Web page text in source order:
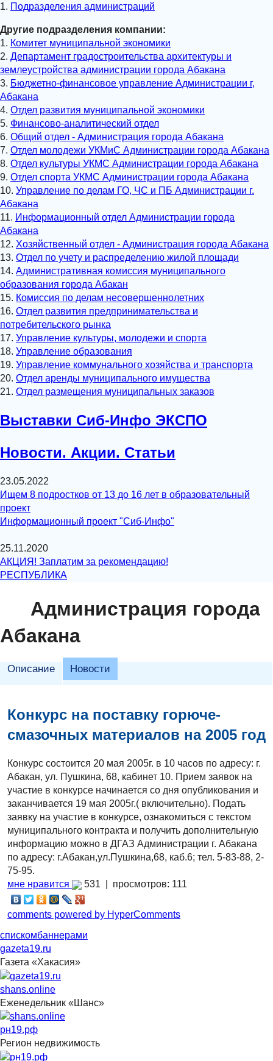
1. Подразделения администраций
Другие подразделения компании:
1. Комитет муниципальной экономики
2. Департамент градостроительства архитектуры и
землеустройства администрации города Абакана
3. Бюджетно-финансовое управление Администрации г,
Абакана
4. Отдел развития муниципальной экономики
5. Финансово-аналитический отдел
6. Общий отдел - Администрация города Абакана
7. Отдел молодежи УКМиС Администрации города Абакана
8. Отдел культуры УКМС Администрации города Абакана
9. Отдел спорта УКМС Администрации города Абакана
10. Управление по делам ГО, ЧС и ПБ Администрации г.
Абакана
11. Информационный отдел Администрации города
Абакана
12. Хозяйственный отдел - Администрация города Абакана
13. Отдел по учету и распределению жилой площади
14. Административная комиссия муниципального
образования города Абакан
15. Комиссия по делам несовершеннолетних
16. Отдел развития предпринимательства и
потребительского рынка
17. Управление культуры, молодежи и спорта
18. Управление образования
19. Управление коммунального хозяйства и транспорта
20. Отдел аренды муниципального имущества
21. Отдел размещения муниципальных заказов
Выставки Сиб-Инфо ЭКСПО
Новости. Акции. Статьи
23.05.2022
Ищем 8 подростков от 13 до 16 лет в образовательный
проект
Информационный проект "Сиб-Инфо"
25.11.2020
АКЦИЯ! Заплатим за рекомендацию!
РЕСПУБЛИКА
Администрация города
Абакана
Описание Новости
Конкурс на поставку горюче-
смазочных материалов на 2005 год
Конкурс состоится 20 мая 2005г. в 10 часов по адресу: г.
Абакан, ул. Пушкина, 68, кабинет 10. Прием заявок на
участие в конкурсе начинается со дня опубликования и
заканчивается 19 мая 2005г.( включительно). Подать
заявку на участие в конкурсе, ознакомиться с текстом
муниципального контракта и получить дополнительную
информацию можно в ДГАЗ Администрации г. Абакана
по адресу: г.Абакан,ул.Пушкина,68, каб.6; тел. 5-83-88, 2-
75-95.
мне нравится
531 | просмотров: 111
comments powered by HyperComments
спискомбаннерами
gazeta19.ru
Газета «Хакасия»
shans.online
Еженедельник «Шанс»
рн19.рф
Регион недвижимость